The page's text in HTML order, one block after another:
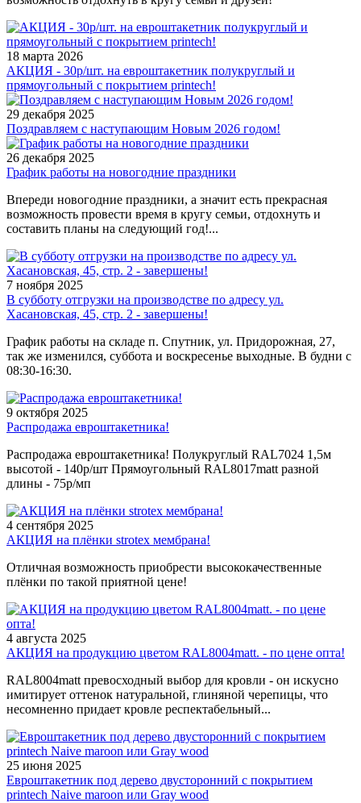
18 марта 2026
АКЦИЯ - 30р/шт. на евроштакетник полукруглый и
прямоугольный с покрытием printech!
29 декабря 2025
Поздравляем с наступающим Новым 2026 годом!
26 декабря 2025
График работы на новогодние праздники
Впереди новогодние праздники, а значит есть прекрасная
возможность провести время в кругу семьи, отдохнуть и
составить планы на следующий год!...
7 ноября 2025
В субботу отгрузки на производстве по адресу ул.
Хасановская, 45, стр. 2 - завершены!
График работы на складе п. Спутник, ул. Придорожная, 27,
так же изменился, суббота и воскресенье выходные. В будни с
08:30-16:30.
9 октября 2025
Распродажа евроштакетника!
Распродажа евроштакетника! Полукруглый RAL7024 1,5м
высотой - 140р/шт Прямоугольный RAL8017matt разной
длины - 75р/мп
4 сентября 2025
АКЦИЯ на плёнки strotex мембрана!
Отличная возможность приобрести высококачественные
плёнки по такой приятной цене!
4 августа 2025
АКЦИЯ на продукцию цветом RAL8004matt. - по цене опта!
RAL8004matt превосходный выбор для кровли - он искусно
имитирует оттенок натуральной, глиняной черепицы, что
несомненно придает кровле респектабельный...
25 июня 2025
Евроштакетник под дерево двусторонний с покрытием
printech Naive maroon или Gray wood